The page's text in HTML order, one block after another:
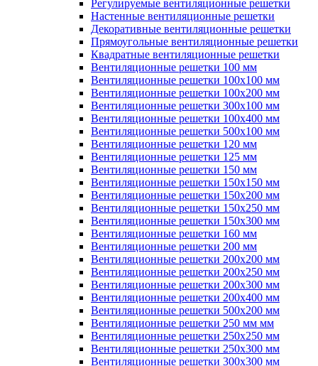
Регулируемые вентиляционные решетки
Настенные вентиляционные решетки
Декоративные вентиляционные решетки
Прямоугольные вентиляционные решетки
Квадратные вентиляционные решетки
Вентиляционные решетки 100 мм
Вентиляционные решетки 100х100 мм
Вентиляционные решетки 100х200 мм
Вентиляционные решетки 300х100 мм
Вентиляционные решетки 100х400 мм
Вентиляционные решетки 500х100 мм
Вентиляционные решетки 120 мм
Вентиляционные решетки 125 мм
Вентиляционные решетки 150 мм
Вентиляционные решетки 150х150 мм
Вентиляционные решетки 150х200 мм
Вентиляционные решетки 150х250 мм
Вентиляционные решетки 150х300 мм
Вентиляционные решетки 160 мм
Вентиляционные решетки 200 мм
Вентиляционные решетки 200х200 мм
Вентиляционные решетки 200х250 мм
Вентиляционные решетки 200х300 мм
Вентиляционные решетки 200х400 мм
Вентиляционные решетки 500х200 мм
Вентиляционные решетки 250 мм мм
Вентиляционные решетки 250х250 мм
Вентиляционные решетки 250х300 мм
Вентиляционные решетки 300х300 мм